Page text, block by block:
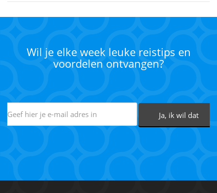
Wil je elke week leuke reistips en
voordelen ontvangen?